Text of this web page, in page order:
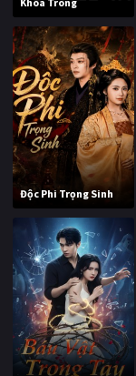
Độc Phi Trọng Sinh